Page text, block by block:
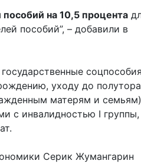
на 10,5 процента
пособий”, – добавили в
уходу до
матерям и
с инвалидностью І
Серик Жумангарин